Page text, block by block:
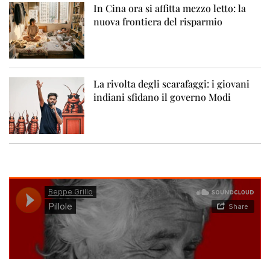
In Cina ora si affitta mezzo letto: la
nuova frontiera del risparmio
La rivolta degli scarafaggi: i giovani
indiani sfidano il governo Modi